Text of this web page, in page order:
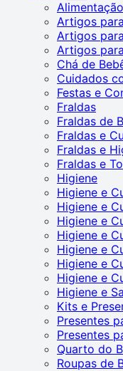
Artigos
Artigos
Artigos
Chá de
Cuidados
Festas e
Fraldas
Fraldas de
Fraldas e
Fraldas e
Fraldas e
Higiene
Higiene e
Higiene e
Higiene e
Higiene e
Higiene e
Higiene e
Higiene e
Higiene e
Kits e
Presentes
Presentes
Quarto do
Roupas de